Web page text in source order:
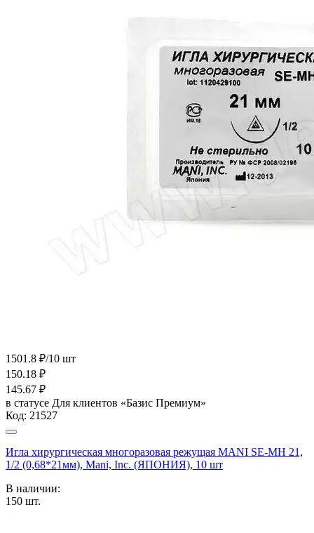
1501.8 ₽/10 шт
150.18 ₽
145.67 ₽
в статусе Для клиентов «Базис Премиум»
Код: 21527
Игла хирургическая многоразовая режущая MANI SE-MH 21,
1/2 (0,68*21мм), Mani, Inc. (ЯПОНИЯ), 10 шт
В наличии:
150 шт.